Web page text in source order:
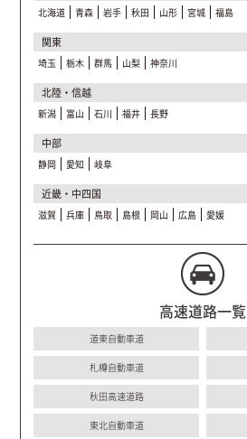
北海道 青森 岩手 秋田 山形 宮城 福島
関東
埼玉 栃木 群馬 山梨 神奈川
北陸・信越
新潟 富山 石川 福井 長野
中部
静岡 愛知 岐阜
近畿・中四国
滋賀 兵庫 鳥取 島根 岡山 広島 愛媛
高速道路一覧
道東自動車道
札樽自動車道
秋田高速道路
東北自動車道